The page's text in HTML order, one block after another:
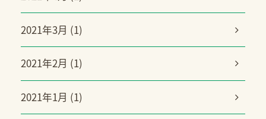
2021年3月 (1)
2021年2月 (1)
2021年1月 (1)